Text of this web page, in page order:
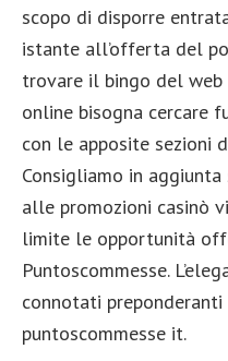
scopo di disporre
istante all’offerta del
trovare il bingo del
online bisogna cercare
con le apposite sezioni
Consigliamo in aggiunta
alle promozioni casinò
limite le opportunità
Puntoscommesse.
connotati
puntoscommesse it.